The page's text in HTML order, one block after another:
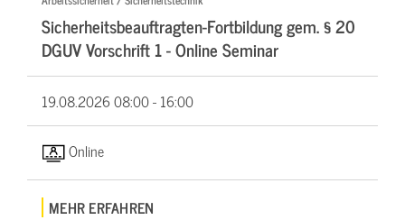
Sicherheitsbeauftragten-Fortbildung gem. § 20
DGUV Vorschrift 1 - Online Seminar
19.08.202608:00 - 16:00
Online
MEHR ERFAHREN